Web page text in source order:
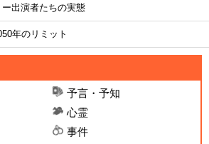
出演者たちの実態
年のリミット
予言・予知
心霊
事件